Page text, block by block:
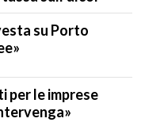
su Porto
per le imprese